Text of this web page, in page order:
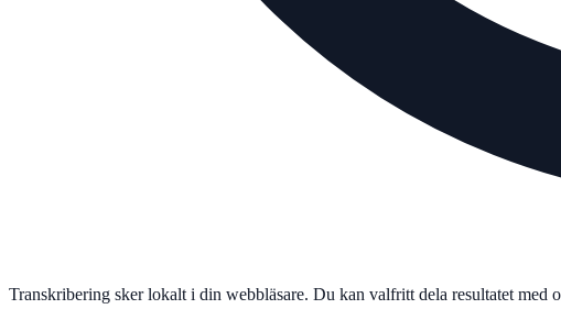
Transkribering sker lokalt i din webbläsare. Du kan valfritt dela resultatet med